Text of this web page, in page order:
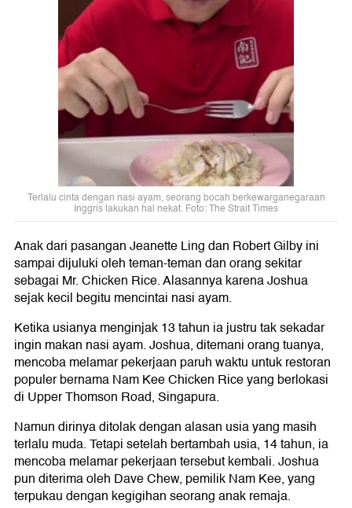
Terlalu cinta dengan nasi ayam, seorang bocah berkewarganegaraan
Inggris lakukan hal nekat. Foto: The Strait Times
Anak dari pasangan Jeanette Ling dan Robert Gilby ini
sampai dijuluki oleh teman-teman dan orang sekitar
sebagai Mr. Chicken Rice. Alasannya karena Joshua
sejak kecil begitu mencintai nasi ayam.
Ketika usianya menginjak 13 tahun ia justru tak sekadar
ingin makan nasi ayam. Joshua, ditemani orang tuanya,
mencoba melamar pekerjaan paruh waktu untuk restoran
populer bernama Nam Kee Chicken Rice yang berlokasi
di Upper Thomson Road, Singapura.
Namun dirinya ditolak dengan alasan usia yang masih
terlalu muda. Tetapi setelah bertambah usia, 14 tahun, ia
mencoba melamar pekerjaan tersebut kembali. Joshua
pun diterima oleh Dave Chew, pemilik Nam Kee, yang
terpukau dengan kegigihan seorang anak remaja.